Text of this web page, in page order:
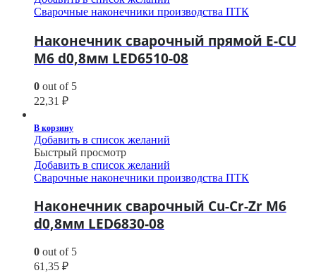
Сварочные наконечники производства ПТК
Наконечник сварочный прямой E-CU
М6 d0,8мм LED6510-08
0 out of 5
22,31 ₽
В корзину
Добавить в список желаний
Быстрый просмотр
Добавить в список желаний
Сварочные наконечники производства ПТК
Наконечник сварочный Cu-Cr-Zr М6
d0,8мм LED6830-08
0 out of 5
61,35 ₽